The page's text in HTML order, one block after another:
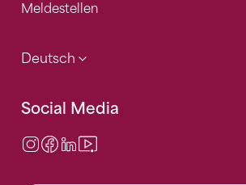
Meldestellen
Deutsch
Social Media
Instagram
Facebook
LinkedIn